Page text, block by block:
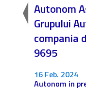
Autonom
Grupului
compania
9695
16 Feb. 2024
Autonom in